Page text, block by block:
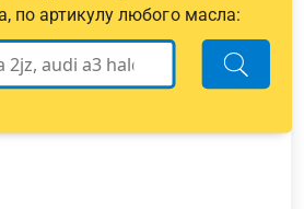
по артикулу любого масла: